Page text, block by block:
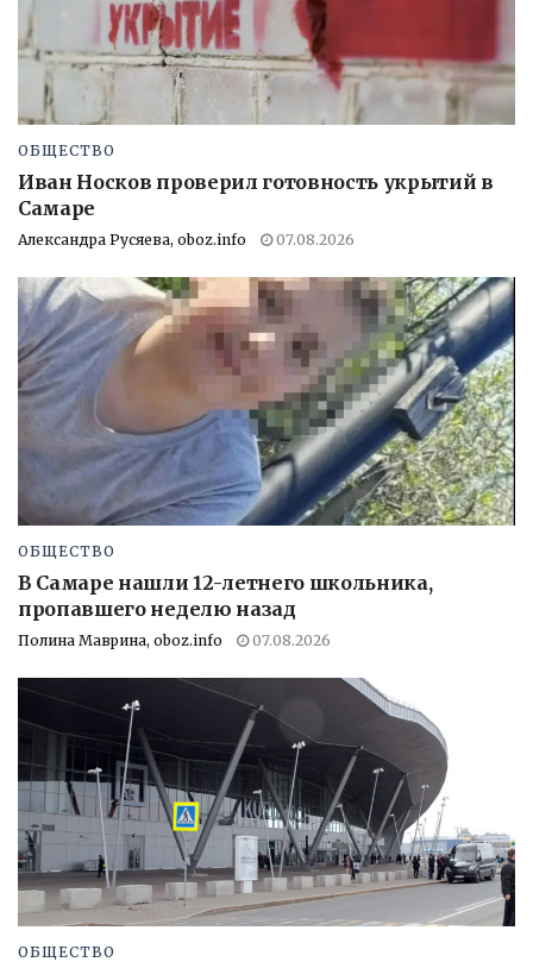
ОБЩЕСТВО
Иван Носков проверил готовность укрытий в
Самаре
Александра Русяева, oboz.info 07.08.2026
ОБЩЕСТВО
В Самаре нашли 12-летнего школьника,
пропавшего неделю назад
Полина Маврина, oboz.info 07.08.2026
ОБЩЕСТВО